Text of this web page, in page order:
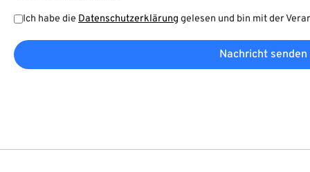
Ich habe die Datenschutzerklärung gelesen und bin mit der
Nachricht senden